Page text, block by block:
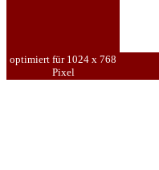
optimiert für 1024 x 768
Pixel